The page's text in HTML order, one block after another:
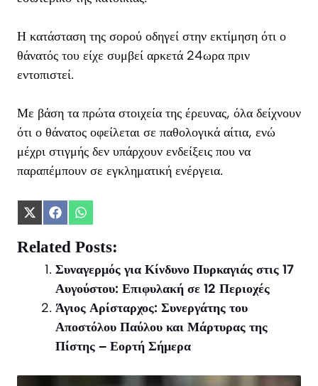
Η κατάσταση της σορού οδηγεί στην εκτίμηση ότι ο
θάνατός του είχε συμβεί αρκετά 24ωρα πριν
εντοπιστεί.
Με βάση τα πρώτα στοιχεία της έρευνας, όλα δείχνουν
ότι ο θάνατος οφείλεται σε παθολογικά αίτια, ενώ
μέχρι στιγμής δεν υπάρχουν ενδείξεις που να
παραπέμπουν σε εγκληματική ενέργεια.
Share
X
(Twitter)
Share
Facebook
Share
WhatsApp
Related Posts:
Συναγερμός για Κίνδυνο Πυρκαγιάς στις 17
Αυγούστου: Επιφυλακή σε 12 Περιοχές
Άγιος Αρίσταρχος: Συνεργάτης του
Αποστόλου Παύλου και Μάρτυρας της
Πίστης – Εορτή Σήμερα